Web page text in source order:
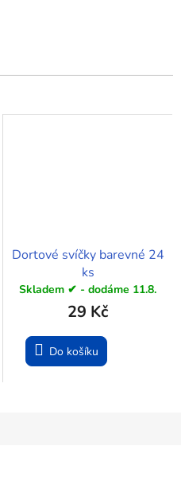
Dortové svíčky barevné 24
ks
Skladem ✔ - dodáme 11.8.
29 Kč
Do košíku